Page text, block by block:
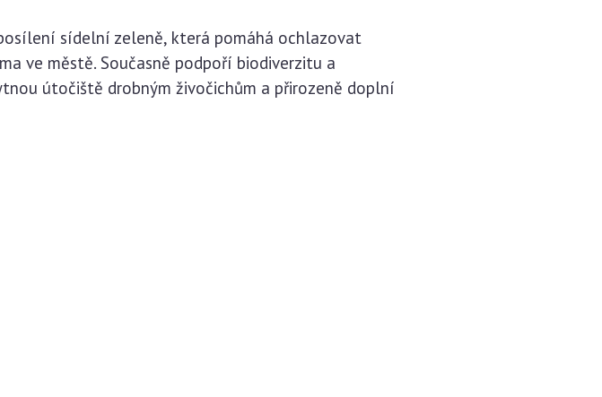
sídelní zeleně, která pomáhá ochlazovat
ve městě. Současně podpoří biodiverzitu a
útočiště drobným živočichům a přirozeně doplní